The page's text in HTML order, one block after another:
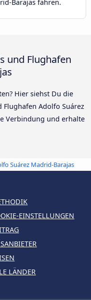
Barajas fahren.
und Flughafen
Hier siehst Du die
Flughafen Adolfo Suárez
Verbindung und erhalte
Suárez Madrid-Barajas
EINSTELLUNGEN
LÄNDER